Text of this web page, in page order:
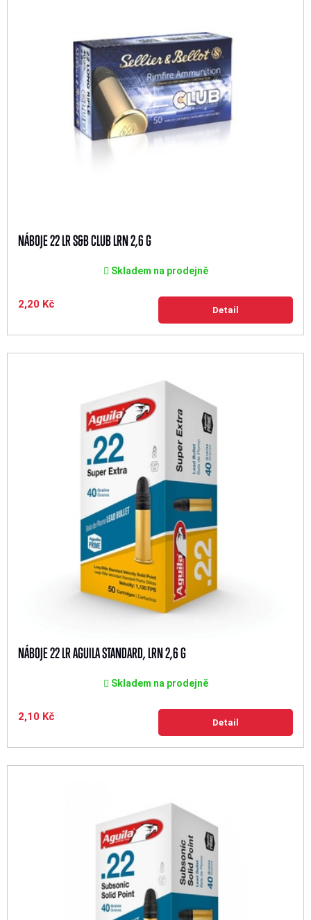
NÁBOJE 22 LR S&B CLUB LRN 2,6 G
Skladem na prodejně
2,20 Kč Detail
NÁBOJE 22 LR AGUILA STANDARD, LRN 2,6 G
Skladem na prodejně
2,10 Kč Detail